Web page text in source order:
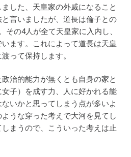
した、天皇家の外戚になること
言いましたが、道長は倫子との
その4人が全て天皇家に入内し、
ます。これによって道長は天皇
って保持します。
治的能力が無くとも自身の家と
子）を成す力、人に好かれる能
いかと思ってしまう点が多いよ
うな穿った考えで大河を見てし
まうので、こういった考えは止